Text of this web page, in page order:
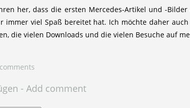
her, dass die ersten Mercedes-Artikel und -
immer viel Spaß bereitet hat. Ich möchte daher
die vielen Downloads und die vielen Besuche auf
- Add comment